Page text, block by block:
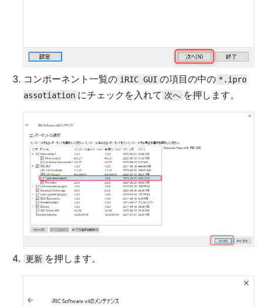
コンポーネント一覧の iRIC GUI の項目の中の *.ipro
assotiation にチェックを入れて 次へ を押します。
更新 を押します。